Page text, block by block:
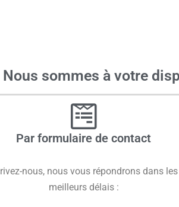
sommes à votre
Par formulaire de contact
nous, nous vous répondrons dans les
meilleurs délais :